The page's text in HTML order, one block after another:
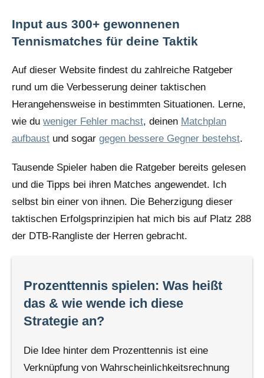
Input aus 300+ gewonnenen
Tennismatches für deine Taktik
Auf dieser Website findest du zahlreiche Ratgeber
rund um die Verbesserung deiner taktischen
Herangehensweise in bestimmten Situationen. Lerne,
wie du weniger Fehler machst, deinen Matchplan
aufbaust und sogar gegen bessere Gegner bestehst.
Tausende Spieler haben die Ratgeber bereits gelesen
und die Tipps bei ihren Matches angewendet. Ich
selbst bin einer von ihnen. Die Beherzigung dieser
taktischen Erfolgsprinzipien hat mich bis auf Platz 288
der DTB-Rangliste der Herren gebracht.
Prozenttennis spielen: Was heißt
das & wie wende ich diese
Strategie an?
Die Idee hinter dem Prozenttennis ist eine
Verknüpfung von Wahrscheinlichkeitsrechnung